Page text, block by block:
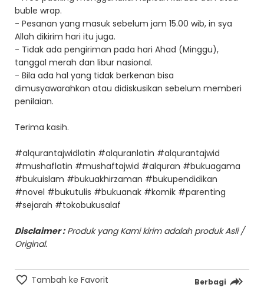
buble wrap.
- Pesanan yang masuk sebelum jam 15.00 wib, in sya
Allah dikirim hari itu juga.
- Tidak ada pengiriman pada hari Ahad (Minggu),
tanggal merah dan libur nasional.
- Bila ada hal yang tidak berkenan bisa
dimusyawarahkan atau didiskusikan sebelum memberi
penilaian.
Terima kasih.
#alqurantajwidlatin #alquranlatin #alqurantajwid
#mushaflatin #mushaftajwid #alquran #bukuagama
#bukuislam #bukuakhirzaman #bukupendidikan
#novel #bukutulis #bukuanak #komik #parenting
#sejarah #tokobukusalaf
Disclaimer :Produk yang Kami kirim adalah produk Asli /
Original.
Tambah ke Favorit Berbagi